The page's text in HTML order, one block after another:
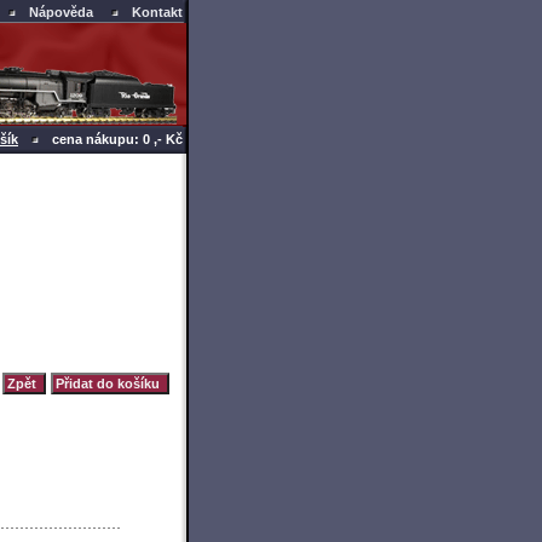
Nápověda Kontakt
cena nákupu: 0 ,- Kč